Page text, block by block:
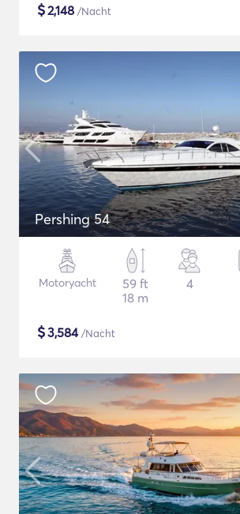
$2,148 /Nacht
Pershing 54
Motoryacht
59 ft
18 m
4
$3,584/Nacht